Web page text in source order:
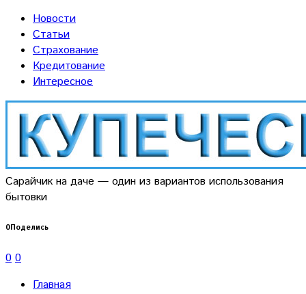
Новости
Статьи
Страхование
Кредитование
Интересное
Сарайчик на даче — один из вариантов использования
бытовки
0Поделись
0 0
Главная